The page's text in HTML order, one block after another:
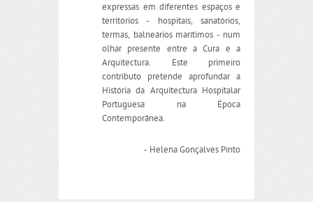
expressas em diferentes espaços e
territórios - hospitais, sanatórios,
termas, balneários marítimos - num
olhar presente entre a Cura e a
Arquitectura. Este primeiro
contributo pretende aprofundar a
História da Arquitectura Hospitalar
Portuguesa na Época
Contemporânea.
- Helena Gonçalves Pinto